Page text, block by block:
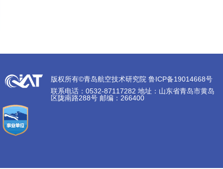
联系电话：0532-87117282 地址：山东省青岛市黄岛
区陇南路288号 邮编：266400
版权所有©青岛航空技术研究院 鲁ICP备19014668号